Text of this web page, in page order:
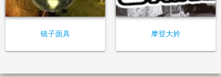
镜子面具 摩登大妗